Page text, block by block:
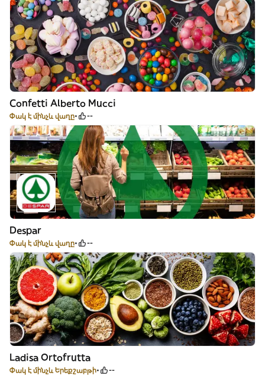
Confetti Alberto Mucci
Փակ է մինչև վաղը --
Despar
Փակ է մինչև վաղը --
Ladisa Ortofrutta
Փակ է մինչև Երեքշաբթի --